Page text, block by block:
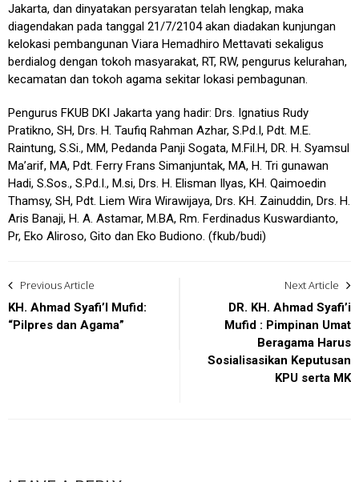
Jakarta, dan dinyatakan persyaratan telah lengkap, maka
diagendakan pada tanggal 21/7/2104 akan diadakan kunjungan
kelokasi pembangunan Viara Hemadhiro Mettavati sekaligus
berdialog dengan tokoh masyarakat, RT, RW, pengurus kelurahan,
kecamatan dan tokoh agama sekitar lokasi pembagunan.
Pengurus FKUB DKI Jakarta yang hadir: Drs. Ignatius Rudy
Pratikno, SH, Drs. H. Taufiq Rahman Azhar, S.Pd.I, Pdt. M.E.
Raintung, S.Si., MM, Pedanda Panji Sogata, M.Fil.H, DR. H. Syamsul
Ma’arif, MA, Pdt. Ferry Frans Simanjuntak, MA, H. Tri gunawan
Hadi, S.Sos., S.Pd.I., M.si, Drs. H. Elisman Ilyas, KH. Qaimoedin
Thamsy, SH, Pdt. Liem Wira Wirawijaya, Drs. KH. Zainuddin, Drs. H.
Aris Banaji, H. A. Astamar, M.BA, Rm. Ferdinadus Kuswardianto,
Pr, Eko Aliroso, Gito dan Eko Budiono. (fkub/budi)
navigation
Previous Article
KH. Ahmad Syafi’I Mufid:
“Pilpres dan Agama”
Next Article
DR. KH. Ahmad Syafi’i
Mufid : Pimpinan Umat
Beragama Harus
Sosialisasikan Keputusan
KPU serta MK